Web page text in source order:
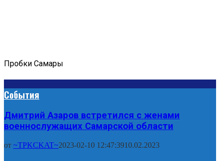
Пробки Самары
События
Дмитрий Азаров встретился с женами
военнослужащих Самарской области
от ~TPKCKAT~2023-02-10 12:47:3910.02.2023